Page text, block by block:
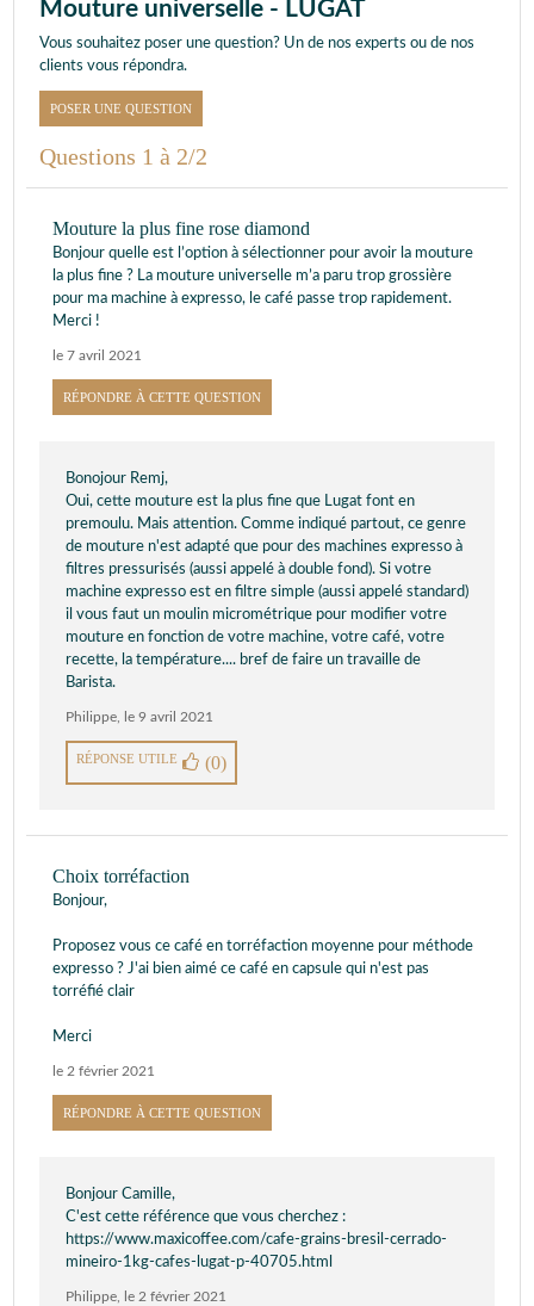
Mouture universelle - LUGAT
Vous souhaitez poser une question? Un de nos experts ou de nos
clients vous répondra.
POSER UNE QUESTION
Questions 1 à 2/2
Mouture la plus fine rose diamond
Bonjour quelle est l’option à sélectionner pour avoir la mouture
la plus fine ? La mouture universelle m’a paru trop grossière
pour ma machine à expresso, le café passe trop rapidement.
Merci !
le 7 avril 2021
RÉPONDRE À CETTE QUESTION
Bonojour Remj,
Oui, cette mouture est la plus fine que Lugat font en
premoulu. Mais attention. Comme indiqué partout, ce genre
de mouture n'est adapté que pour des machines expresso à
filtres pressurisés (aussi appelé à double fond). Si votre
machine expresso est en filtre simple (aussi appelé standard)
il vous faut un moulin micrométrique pour modifier votre
mouture en fonction de votre machine, votre café, votre
recette, la température.... bref de faire un travaille de
Barista.
Philippe, le 9 avril 2021
RÉPONSE UTILE (0)
Choix torréfaction
Bonjour,
Proposez vous ce café en torréfaction moyenne pour méthode
expresso ? J'ai bien aimé ce café en capsule qui n'est pas
torréfié clair
Merci
le 2 février 2021
RÉPONDRE À CETTE QUESTION
Bonjour Camille,
C'est cette référence que vous cherchez :
https://www.maxicoffee.com/cafe-grains-bresil-cerrado-
mineiro-1kg-cafes-lugat-p-40705.html
Philippe, le 2 février 2021